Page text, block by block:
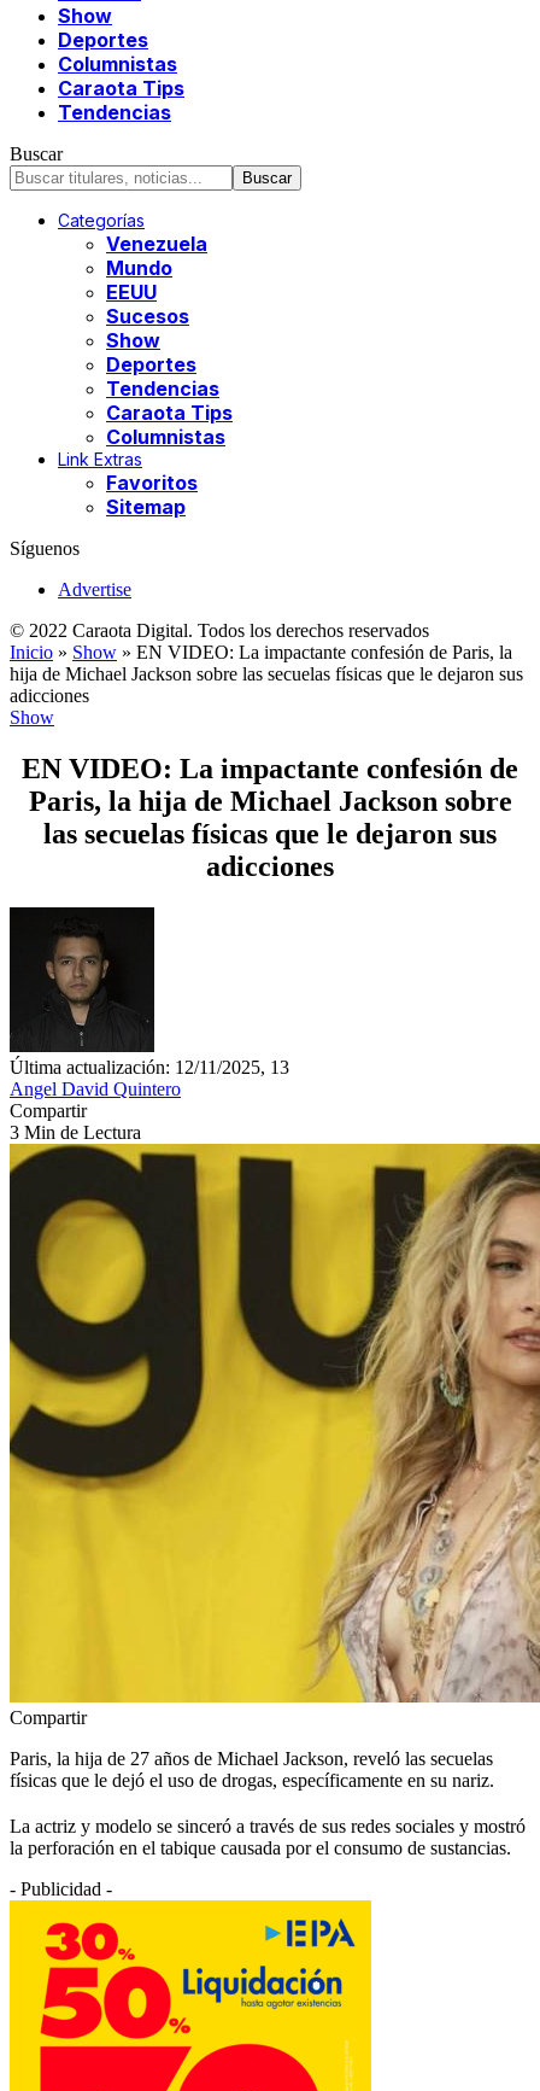
Show
Deportes
Columnistas
Caraota Tips
Tendencias
Buscar
Categorías
Venezuela
Mundo
EEUU
Sucesos
Show
Deportes
Tendencias
Caraota Tips
Columnistas
Link Extras
Favoritos
Sitemap
Síguenos
Advertise
© 2022 Caraota Digital. Todos los derechos reservados
Inicio » Show » EN VIDEO: La impactante confesión de Paris, la
hija de Michael Jackson sobre las secuelas físicas que le dejaron sus
adicciones
Show
EN VIDEO: La impactante confesión de
Paris, la hija de Michael Jackson sobre
las secuelas físicas que le dejaron sus
adicciones
Última actualización: 12/11/2025, 13
Angel David Quintero
Compartir
3 Min de Lectura
Compartir
Paris, la hija de 27 años de Michael Jackson, reveló las secuelas
físicas que le dejó el uso de drogas, específicamente en su nariz.
La actriz y modelo se sinceró a través de sus redes sociales y mostró
la perforación en el tabique causada por el consumo de sustancias.
- Publicidad -